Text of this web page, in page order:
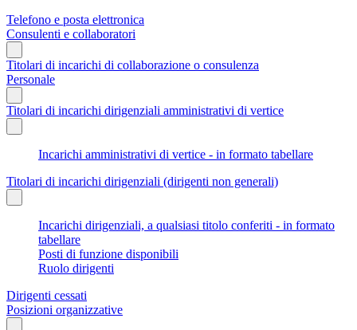
Telefono e posta elettronica
Consulenti e collaboratori
Titolari di incarichi di collaborazione o consulenza
Personale
Titolari di incarichi dirigenziali amministrativi di vertice
Incarichi amministrativi di vertice - in formato tabellare
Titolari di incarichi dirigenziali (dirigenti non generali)
Incarichi dirigenziali, a qualsiasi titolo conferiti - in formato
tabellare
Posti di funzione disponibili
Ruolo dirigenti
Dirigenti cessati
Posizioni organizzative